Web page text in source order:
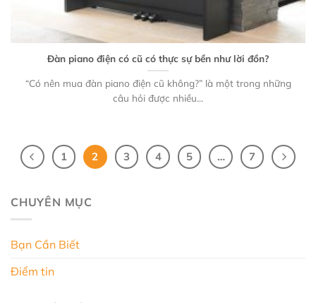
Đàn piano điện có cũ có thực sự bền như lời đồn?
“Có nên mua đàn piano điện cũ không?” là một trong những
câu hỏi được nhiều...
1 2 3 4 5 … 7
CHUYÊN MỤC
Bạn Cần Biết
Điểm tin